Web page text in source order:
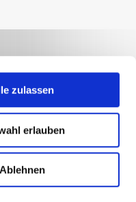
zulassen
erlauben
Ablehnen